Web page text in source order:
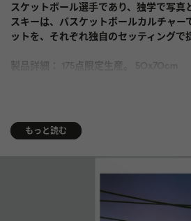
スケットボール選手であり、独学で写真
スキーは、バスケットボールカルチャー
ットを、それぞれ独自のセッティングで
製品詳細： 175点限定生産。 50x70cm
もっと読む